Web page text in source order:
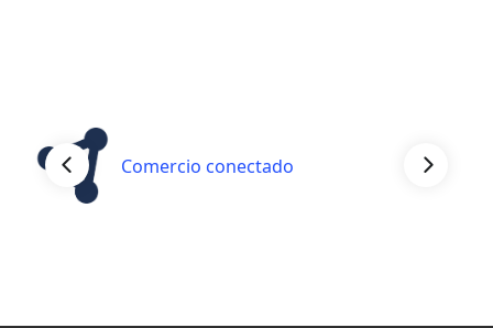
Comercio conectado